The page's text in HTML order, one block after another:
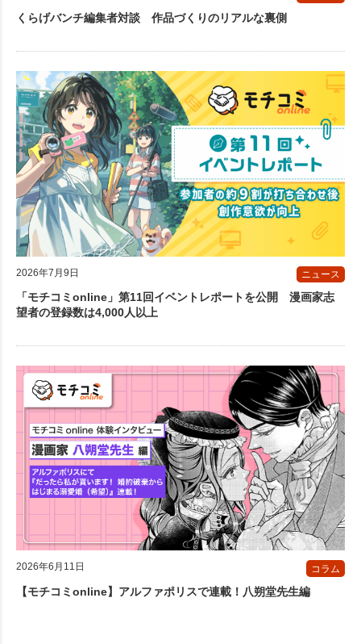
くらげバンチ編集者対談 作品づくりのリアルな裏側
2026年7月9日 ニュース
「モチコミonline」第11回イベントレポートを公開 漫画家志
望者の登録数は4,000人以上
2026年6月11日 コラム
【モチコミonline】アルファポリスで連載！八朔堂先生編